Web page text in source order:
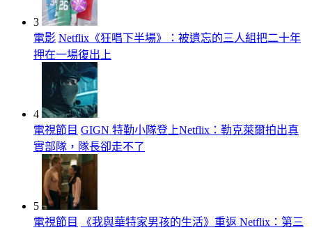
3
電影 Netflix《狂唱下半場》：被遺忘的三人組把二十年
押在一場復出上
4
電視節目 GIGN 特勤小隊登上Netflix：勒克萊爾拍出真
實部隊，隊長卻走不了
5
電視節目
《我與華特家男孩的生活》重返 Netflix：第三